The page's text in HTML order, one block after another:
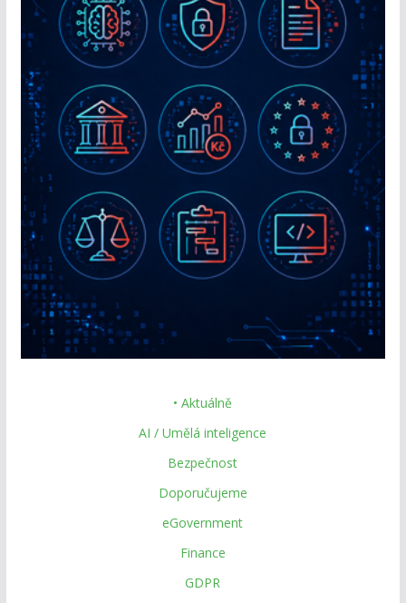
• Aktuálně
AI / Umělá inteligence
Bezpečnost
Doporučujeme
eGovernment
Finance
GDPR